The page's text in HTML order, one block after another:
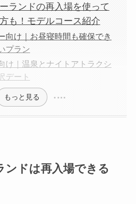
ランドの再入場を使って
も！モデルコース紹介
向け｜お昼寝時間も確保でき
プラン
け｜温泉とナイトアトラクシ
デート
もっと見る
ンドは再入場できる